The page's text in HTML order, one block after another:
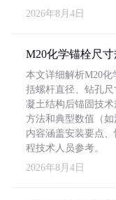
2026年8月4日
M20化学锚栓尺
本文详细解析M20
括螺杆直径、钻孔
凝土结构后锚固技术
方法和典型数值（如
内容涵盖安装要点
程技术人员参考。
2026年8月4日